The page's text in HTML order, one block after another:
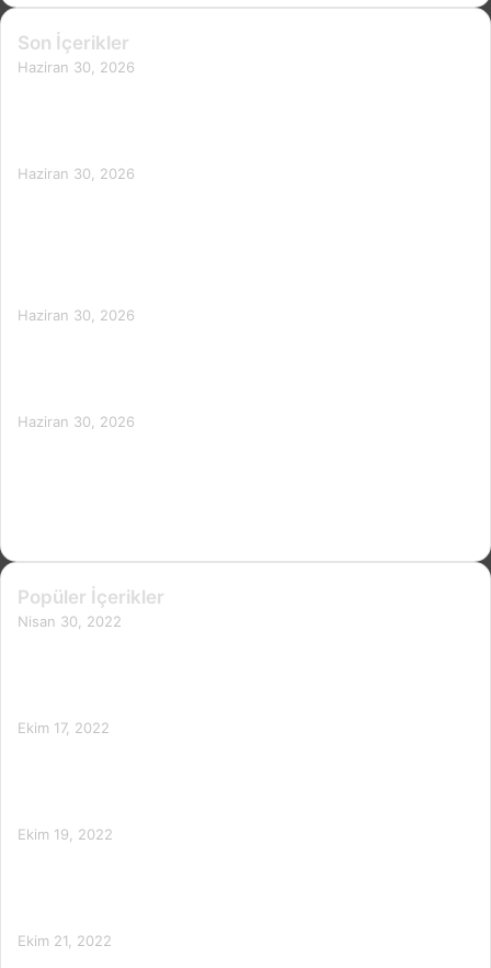
Son İçerikler
Haziran 30, 2026
Haziran 30, 2026
Haziran 30, 2026
Haziran 30, 2026
Popüler İçerikler
Nisan 30, 2022
Ekim 17, 2022
Ekim 19, 2022
Ekim 21, 2022